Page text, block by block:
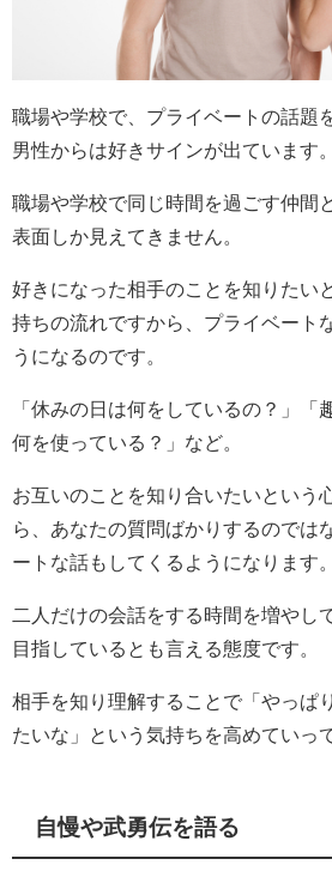
職場や学校で、プライベートの話題
男性からは好きサインが出ています。
職場や学校で同じ時間を過ごす仲間
表面しか見えてきません。
好きになった相手のことを知りたい
持ちの流れですから、プライベート
うになるのです。
「休みの日は何をしているの？」「
何を使っている？」など。
お互いのことを知り合いたいという
ら、あなたの質問ばかりするのでは
ートな話もしてくるようになります。
二人だけの会話をする時間を増やし
目指しているとも言える態度です。
相手を知り理解することで「やっぱ
たいな」という気持ちを高めていっ
自慢や武勇伝を語る